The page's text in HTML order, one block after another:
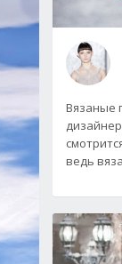
Вязаные
ведь